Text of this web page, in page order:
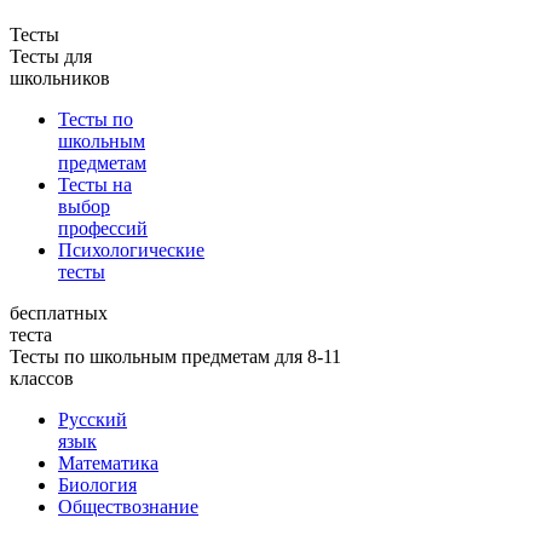
Тесты
Тесты для
школьников
Тесты по
школьным
предметам
Тесты на
выбор
профессий
Психологические
тесты
бесплатных
теста
Тесты по школьным предметам для 8-11
классов
Русский
язык
Математика
Биология
Обществознание